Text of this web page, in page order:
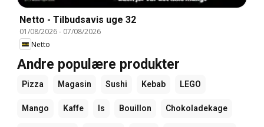
Netto - Tilbudsavis uge 32
01/08/2026- 07/08/2026
Netto
Andre populære produkter
Pizza Magasin Sushi Kebab LEGO
Mango Kaffe Is Bouillon Chokoladekage